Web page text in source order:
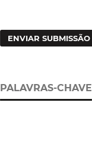
ENVIAR SUBMISSÃO
PALAVRAS-CHAVE